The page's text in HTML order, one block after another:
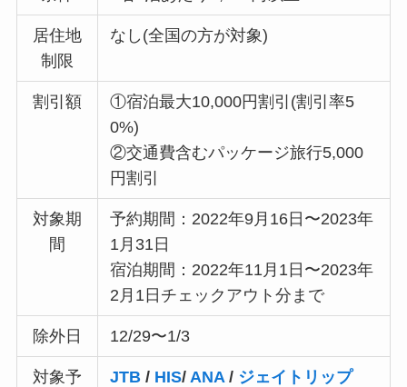
居住地
制限
なし(全国の方が対象)
割引額
①宿泊最大10,000円割引(割引率5
0%)
②交通費含むパッケージ旅行5,000
円割引
対象期
間
予約期間：2022年9月16日〜2023年
1月31日
宿泊期間：2022年11月1日〜2023年
2月1日チェックアウト分まで
除外日 12/29〜1/3
対象予
JTB / HIS/ ANA / ジェイトリップ